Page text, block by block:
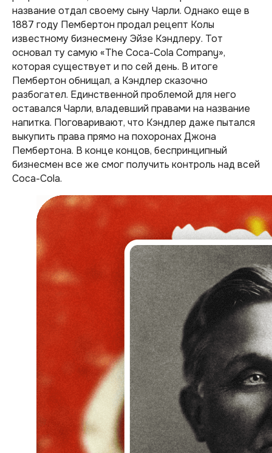
название отдал своему сыну Чарли. Однако еще в
1887 году Пембертон продал рецепт Колы
известному бизнесмену Эйзе Кэндлеру. Тот
основал ту самую «The Coca-Cola Company»,
которая существует и по сей день. В итоге
Пембертон обнищал, а Кэндлер сказочно
разбогател. Единственной проблемой для него
оставался Чарли, владевший правами на название
напитка. Поговаривают, что Кэндлер даже пытался
выкупить права прямо на похоронах Джона
Пембертона. В конце концов, беспринципный
бизнесмен все же смог получить контроль над всей
Coca-Cola.